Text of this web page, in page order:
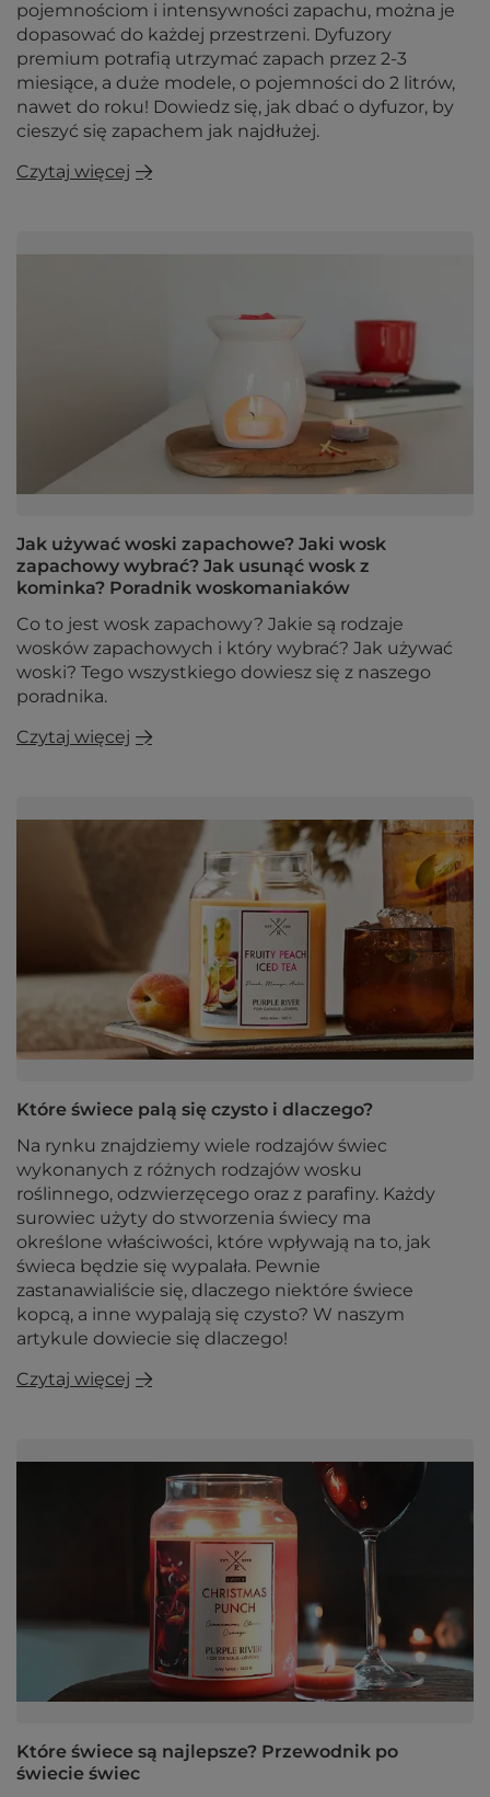
pojemnościom i intensywności zapachu, można je
dopasować do każdej przestrzeni. Dyfuzory
premium potrafią utrzymać zapach przez 2-3
miesiące, a duże modele, o pojemności do 2 litrów,
nawet do roku! Dowiedz się, jak dbać o dyfuzor, by
cieszyć się zapachem jak najdłużej.
Czytaj więcej
Jak używać woski zapachowe? Jaki wosk
zapachowy wybrać? Jak usunąć wosk z
kominka? Poradnik woskomaniaków
Co to jest wosk zapachowy? Jakie są rodzaje
wosków zapachowych i który wybrać? Jak używać
woski? Tego wszystkiego dowiesz się z naszego
poradnika.
Czytaj więcej
Które świece palą się czysto i dlaczego?
Na rynku znajdziemy wiele rodzajów świec
wykonanych z różnych rodzajów wosku
roślinnego, odzwierzęcego oraz z parafiny. Każdy
surowiec użyty do stworzenia świecy ma
określone właściwości, które wpływają na to, jak
świeca będzie się wypalała. Pewnie
zastanawialiście się, dlaczego niektóre świece
kopcą, a inne wypalają się czysto? W naszym
artykule dowiecie się dlaczego!
Czytaj więcej
Które świece są najlepsze? Przewodnik po
świecie świec